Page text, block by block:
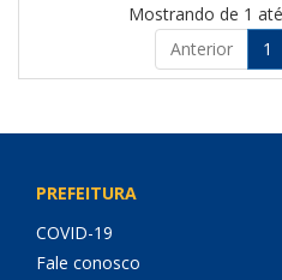
Mostrando de 1
Anterior
1
PREFEITURA
COVID-19
Fale conosco